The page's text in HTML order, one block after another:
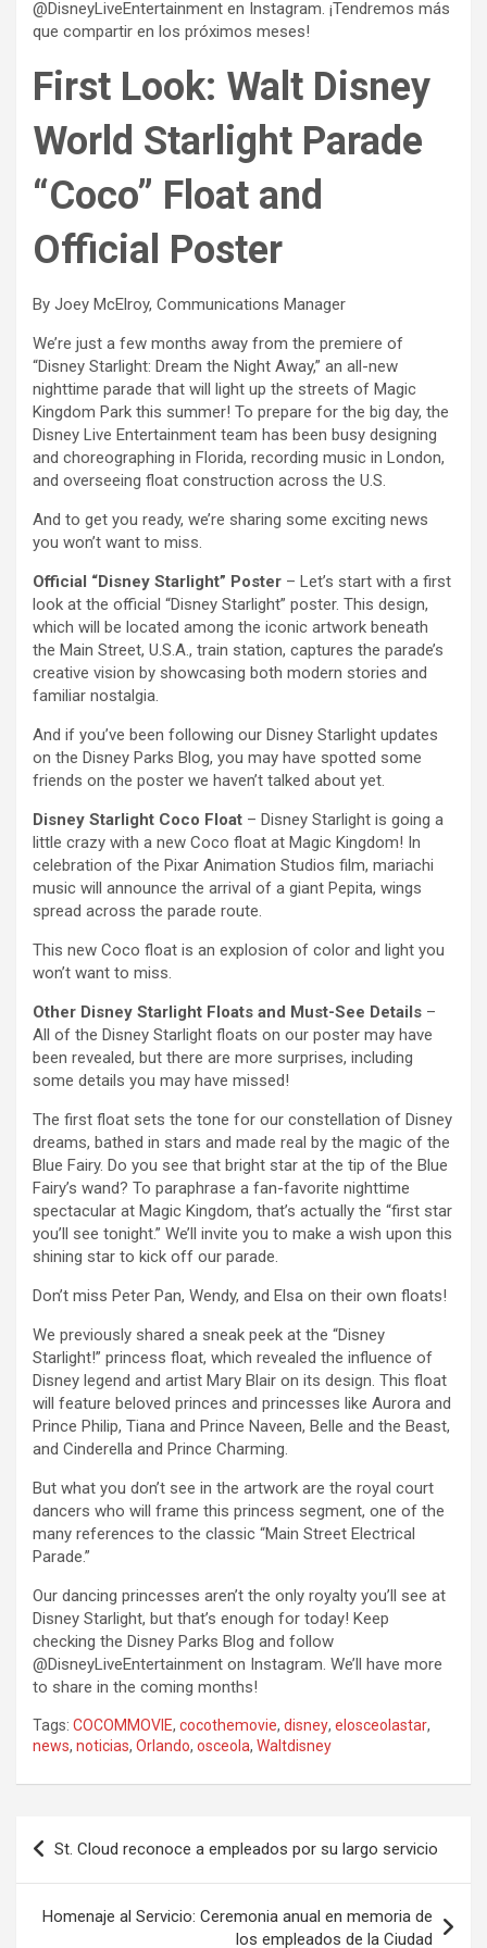
@DisneyLiveEntertainment en Instagram. ¡Tendremos más
que compartir en los próximos meses!
First Look: Walt Disney
World Starlight Parade
“Coco” Float and
Official Poster
By Joey McElroy, Communications Manager
We’re just a few months away from the premiere of
“Disney Starlight: Dream the Night Away,” an all-new
nighttime parade that will light up the streets of Magic
Kingdom Park this summer! To prepare for the big day, the
Disney Live Entertainment team has been busy designing
and choreographing in Florida, recording music in London,
and overseeing float construction across the U.S.
And to get you ready, we’re sharing some exciting news
you won’t want to miss.
Official “Disney Starlight” Poster – Let’s start with a first
look at the official “Disney Starlight” poster. This design,
which will be located among the iconic artwork beneath
the Main Street, U.S.A., train station, captures the parade’s
creative vision by showcasing both modern stories and
familiar nostalgia.
And if you’ve been following our Disney Starlight updates
on the Disney Parks Blog, you may have spotted some
friends on the poster we haven’t talked about yet.
Disney Starlight Coco Float – Disney Starlight is going a
little crazy with a new Coco float at Magic Kingdom! In
celebration of the Pixar Animation Studios film, mariachi
music will announce the arrival of a giant Pepita, wings
spread across the parade route.
This new Coco float is an explosion of color and light you
won’t want to miss.
Other Disney Starlight Floats and Must-See Details –
All of the Disney Starlight floats on our poster may have
been revealed, but there are more surprises, including
some details you may have missed!
The first float sets the tone for our constellation of Disney
dreams, bathed in stars and made real by the magic of the
Blue Fairy. Do you see that bright star at the tip of the Blue
Fairy’s wand? To paraphrase a fan-favorite nighttime
spectacular at Magic Kingdom, that’s actually the “first star
you’ll see tonight.” We’ll invite you to make a wish upon this
shining star to kick off our parade.
Don’t miss Peter Pan, Wendy, and Elsa on their own floats!
We previously shared a sneak peek at the “Disney
Starlight!” princess float, which revealed the influence of
Disney legend and artist Mary Blair on its design. This float
will feature beloved princes and princesses like Aurora and
Prince Philip, Tiana and Prince Naveen, Belle and the Beast,
and Cinderella and Prince Charming.
But what you don’t see in the artwork are the royal court
dancers who will frame this princess segment, one of the
many references to the classic “Main Street Electrical
Parade.”
Our dancing princesses aren’t the only royalty you’ll see at
Disney Starlight, but that’s enough for today! Keep
checking the Disney Parks Blog and follow
@DisneyLiveEntertainment on Instagram. We’ll have more
to share in the coming months!
Tags: COCOMMOVIE, cocothemovie, disney, elosceolastar,
news, noticias, Orlando, osceola, Waltdisney
St. Cloud reconoce a empleados por su largo servicio
Homenaje al Servicio: Ceremonia anual en memoria de
los empleados de la Ciudad